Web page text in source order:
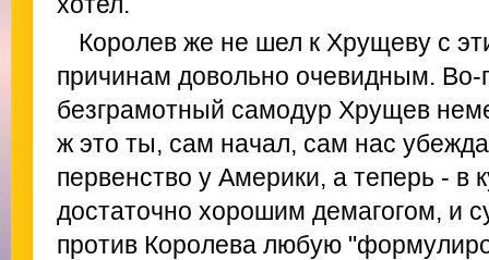
Королев же не шел к Хрущеву с
причинам довольно очевидным.
безграмотный самодур Хрущев
ж это ты, сам начал, сам нас
первенство у Америки, а теперь -
достаточно хорошим демагогом, и
против Королева любую